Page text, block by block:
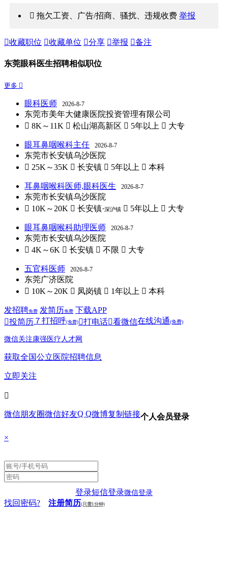
 拖欠工资、广告/招商、骚扰、违规收费举报
收藏职位 收藏单位 分享 举报 备注
东莞眼科医生招聘相似职位
更多 
眼科医师 2026-8-7
东莞市美年大健康医院投资管理有限公司
 8K～11K  松山湖高新区  5年以上  大专
眼耳鼻咽喉科主任 2026-8-7
东莞市长安镇乌沙医院
 25K～35K  长安镇  5年以上  本科
耳鼻咽喉科医师,眼科医生 2026-8-7
东莞市长安镇乌沙医院
 10K～20K  长安镇·深沪镇  5年以上  大专
眼耳鼻咽喉科助理医师 2026-8-7
东莞市长安镇乌沙医院
 4K～6K  长安镇  不限  大专
五官科医师 2026-8-7
东莞广济医院
 10K～20K  凤岗镇  1年以上  本科
发招聘免费 发简历免费 下载APP
投简历 ７ 打招呼(免费) 打电话看微信在线沟通(免费)
微信关注康强医疗人才网
获取全国公立医院招聘信息
立即关注

微信朋友圈微信好友Q Q微博复制链接个人会员登录
×
登录短信登录微信登录
找回密码? 注册简历(只需1分钟)